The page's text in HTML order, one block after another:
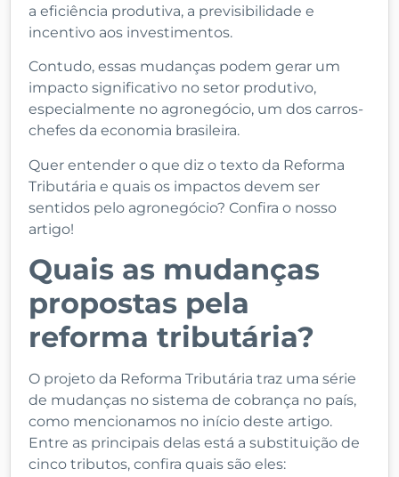
a eficiência produtiva, a previsibilidade e
incentivo aos investimentos.
Contudo, essas mudanças podem gerar um
impacto significativo no setor produtivo,
especialmente no agronegócio, um dos carros-
chefes da economia brasileira.
Quer entender o que diz o texto da Reforma
Tributária e quais os impactos devem ser
sentidos pelo agronegócio? Confira o nosso
artigo!
Quais as mudanças
propostas pela
reforma tributária?
O projeto da Reforma Tributária traz uma série
de mudanças no sistema de cobrança no país,
como mencionamos no início deste artigo.
Entre as principais delas está a substituição de
cinco tributos, confira quais são eles: